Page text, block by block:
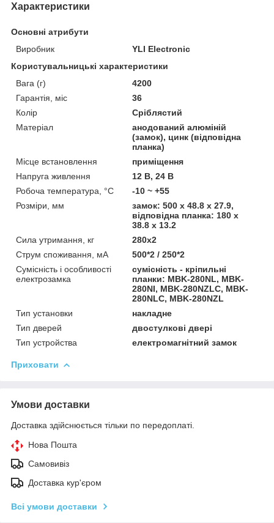
Характеристики
Основні атрибути
Виробник
YLI Electronic
Користувальницькі характеристики
Вага (г)
4200
Гарантія, міс
36
Колір
Сріблястий
Матеріал
анодований алюміній
(замок), цинк (відповідна
планка)
Місце встановлення
приміщення
Напруга живлення
12 В, 24 В
Робоча температура, °C
-10 ~ +55
Розміри, мм
замок: 500 х 48.8 х 27.9,
відповідна планка: 180 х
38.8 х 13.2
Сила утримання, кг
280x2
Струм споживання, мА
500*2 / 250*2
Сумісність і особливості
електрозамка
сумісність - кріпильні
планки: MBK-280NL, MBK-
280NI, MBK-280NZLC, MBK-
280NLC, MBK-280NZL
Тип установки
накладне
Тип дверей
двостулкові двері
Тип устройства
електромагнітний замок
Приховати
Умови доставки
Доставка здійснюється тільки по передоплаті.
Нова Пошта
Самовивіз
Доставка кур'єром
Всі умови доставки